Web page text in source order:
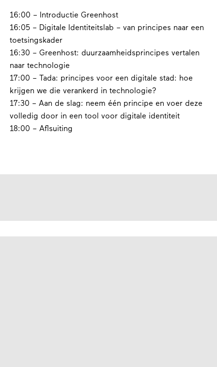
16:00 – Introductie Greenhost
16:05 – Digitale Identiteitslab – van principes naar een
toetsingskader
16:30 – Greenhost: duurzaamheidsprincipes vertalen
naar technologie
17:00 – Tada: principes voor een digitale stad: hoe
krijgen we die verankerd in technologie?
17:30 – Aan de slag: neem één principe en voer deze
volledig door in een tool voor digitale identiteit
18:00 – Aflsuiting